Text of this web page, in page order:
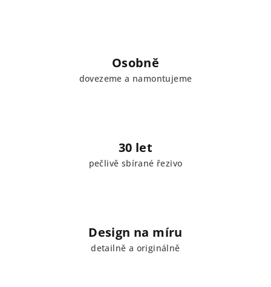
Osobně
dovezeme a namontujeme
30 let
pečlivě sbírané řezivo
Design na míru
detailně a originálně